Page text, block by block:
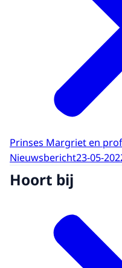
Prinses Margriet en
Nieuwsbericht23-05-
Hoort bij